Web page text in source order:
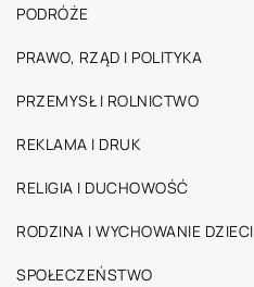
PODRÓŻE
PRAWO, RZĄD I POLITYKA
PRZEMYSŁ I ROLNICTWO
REKLAMA I DRUK
RELIGIA I DUCHOWOŚĆ
RODZINA I WYCHOWANIE DZIECI
SPOŁECZEŃSTWO